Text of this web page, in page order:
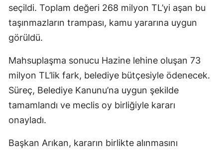
seçildi. Toplam değeri 268 milyon TL’yi aşan bu
taşınmazların trampası, kamu yararına uygun
görüldü.
Mahsuplaşma sonucu Hazine lehine oluşan 73
milyon TL’lik fark, belediye bütçesiyle ödenecek.
Süreç, Belediye Kanunu’na uygun şekilde
tamamlandı ve meclis oy birliğiyle kararı
onayladı.
Başkan Arıkan, kararın birlikte alınmasını